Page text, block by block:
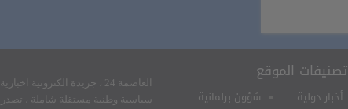
تصنيفات الموقع
أخبار دولية
شؤون برلمانية
العاصمة 24 ، جريدة الكترونية اخبارية
سياسية وطنية مستقلة شاملة ، تصدر